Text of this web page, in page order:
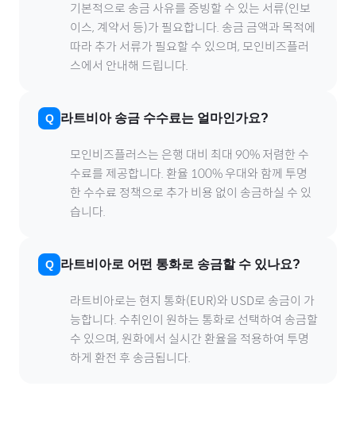
기본적으로 송금 사유를 증빙할 수 있는 서류(인보
이스, 계약서 등)가 필요합니다. 송금 금액과 목적에
따라 추가 서류가 필요할 수 있으며, 모인비즈플러
스에서 안내해 드립니다.
라트비아송금 수수료는 얼마인가요?
모인비즈플러스는 은행 대비 최대 90% 저렴한 수
수료를 제공합니다. 환율 100% 우대와 함께 투명
한 수수료 정책으로 추가 비용 없이 송금하실 수 있
습니다.
라트비아로 어떤 통화로 송금할 수 있나요?
라트비아로는 현지 통화(EUR)와 USD로 송금이 가
능합니다. 수취인이 원하는 통화로 선택하여 송금할
수 있으며, 원화에서 실시간 환율을 적용하여 투명
하게 환전 후 송금됩니다.